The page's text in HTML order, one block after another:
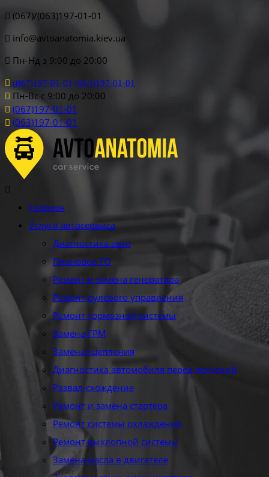
(067)/(063)197-01-01
info@avtoanatomia.kiev.ua
Пн-Нд з 9:00 до 20:00
(067)197-01-01 (063)197-01-01
Пн-Вс с 9:00 до 20:00
(067)197-01-01
(063)197-01-01
Главная
Услуги автосервиса
Диагностика авто
Плановое ТО
Ремонт и замена генератора
Ремонт рулевого управления
Ремонт тормозной системы
Замена ГРМ
Замена сцепления
Диагностика автомобиля перед покупкой
Развал-схождение
Ремонт и замена стартера
Ремонт системы охлаждения
Ремонт выхлопной системы
Замена масла в двигателе